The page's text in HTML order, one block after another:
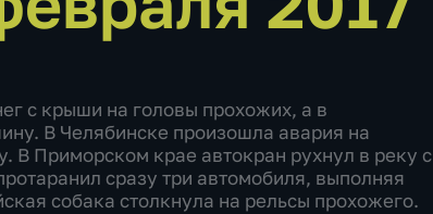
с крыши на головы прохожих, а в
В Челябинске произошла авария на
В Приморском крае автокран рухнул в реку с
сразу три автомобиля, выполняя
собака столкнула на рельсы прохожего.